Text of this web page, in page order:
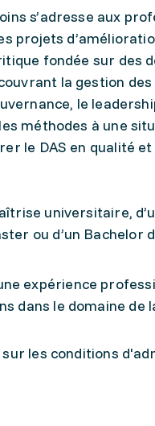
s’adresse aux
projets
fondée sur
la gestion
le
méthodes à une
le DAS en qualité
universitaire,
ou d’un Bachelor
expérience
dans le domaine de
les conditions